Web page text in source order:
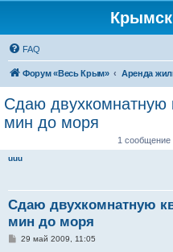
FAQ
Форум «Весь Крым» Аренда
Сдаю двухкомнатную
мин до моря
1 сообщение
uuu
Сдаю двухкомнатную
мин до моря
С29 май 2009, 11:05